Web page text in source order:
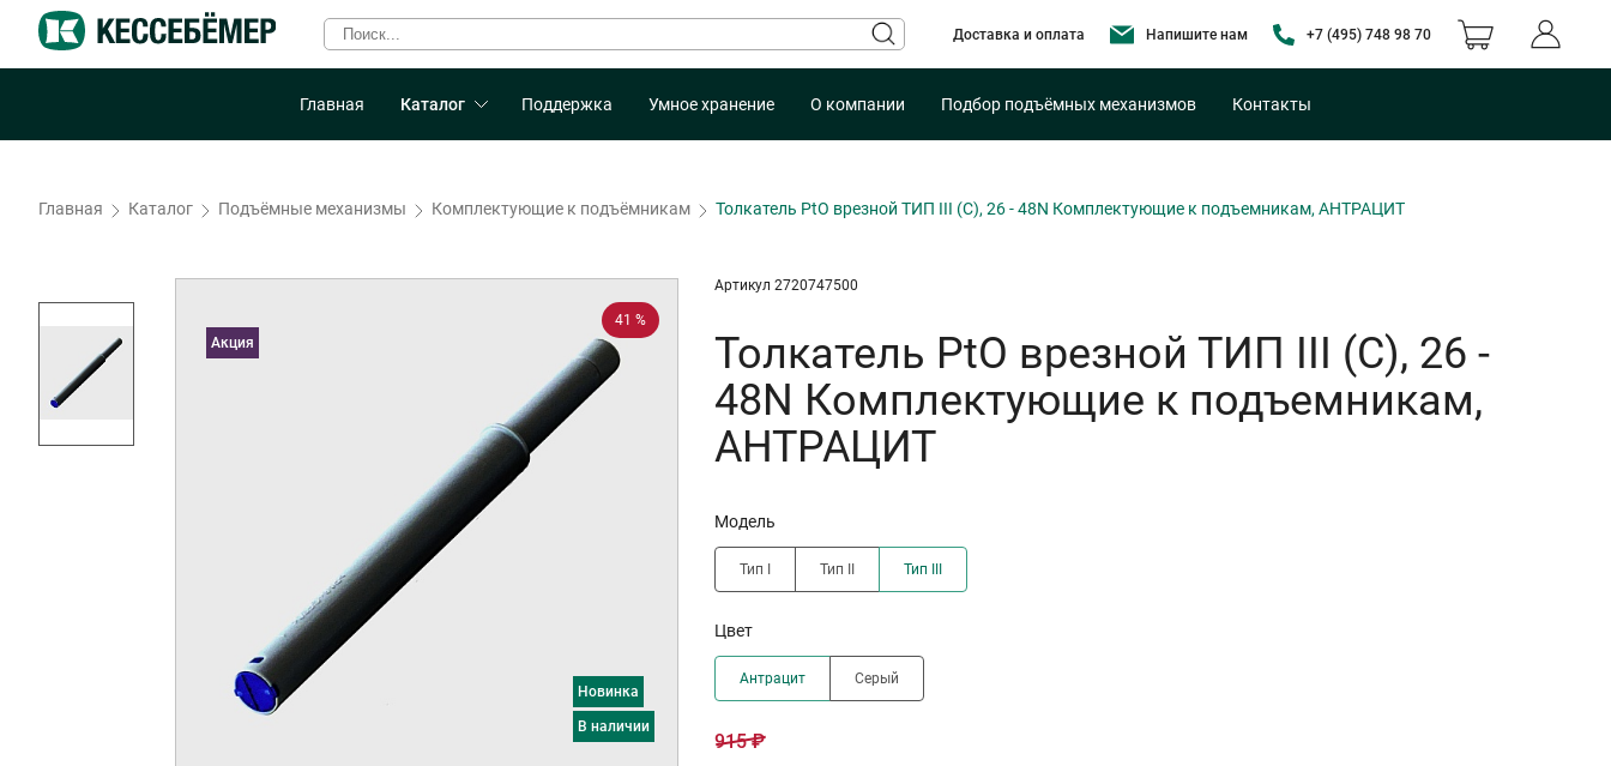
Доставка и оплата Напишите нам +7 (495) 748 98 70
Главная Каталог Поддержка Умное хранение О компании Подбор подъёмных механизмов Контакты
Главная Каталог Подъёмные механизмы Комплектующие к подъёмникам Толкатель PtO врезной ТИП III (C), 26 - 48N Комплектующие к подъемникам, АНТРАЦИТ
41 %
Новинка
в наличии
Акция
Артикул 2720747500
Толкатель PtO врезной ТИП III (C), 26 -
48N Комплектующие к подъемникам,
АНТРАЦИТ
Модель
Тип I Тип II Тип III
Цвет
Антрацит Серый
915 ₽